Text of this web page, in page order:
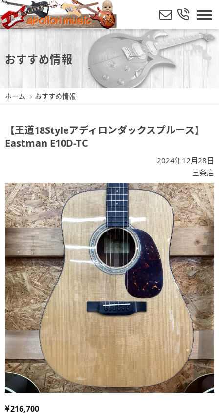
おすすめ情報
ホーム おすすめ情報
【王道18Styleアディロンダックスプルース】
Eastman E10D-TC
2024年12月28日
三条店
216,700